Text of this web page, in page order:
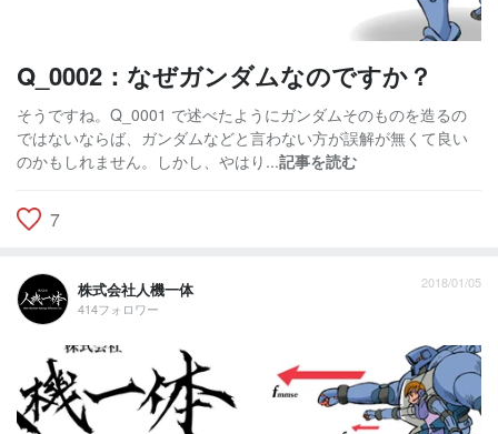
Q_0002：なぜガンダムなのですか？
そうですね。Q_0001 で述べたようにガンダムそのものを造るの
ではないならば、ガンダムなどと言わない方が誤解が無くて良い
のかもしれません。しかし、やはり...記事を読む
7
株式会社人機一体
414フォロワー
2018/01/05